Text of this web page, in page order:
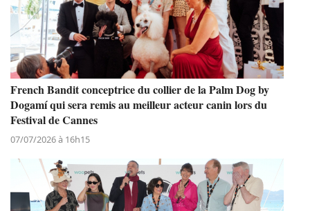
French Bandit conceptrice du collier de la Palm Dog by
Dogamí qui sera remis au meilleur acteur canin lors du
Festival de Cannes
07/07/2026 à 16h15